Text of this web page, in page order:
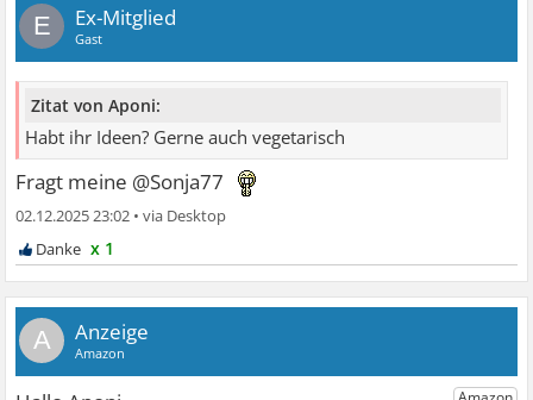
E Ex-Mitglied
Gast
Zitat von Aponi:
Habt ihr Ideen? Gerne auch vegetarisch
Fragt meine @Sonja77
02.12.2025 23:02 •
x 1
A